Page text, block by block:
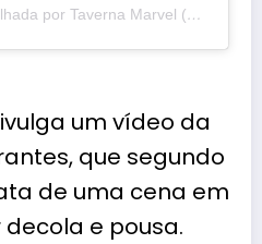
Uma publicação compartilhada por Taverna Marvel (@tavernamarvel)
um vídeo da
que segundo
de uma cena em
e pousa.